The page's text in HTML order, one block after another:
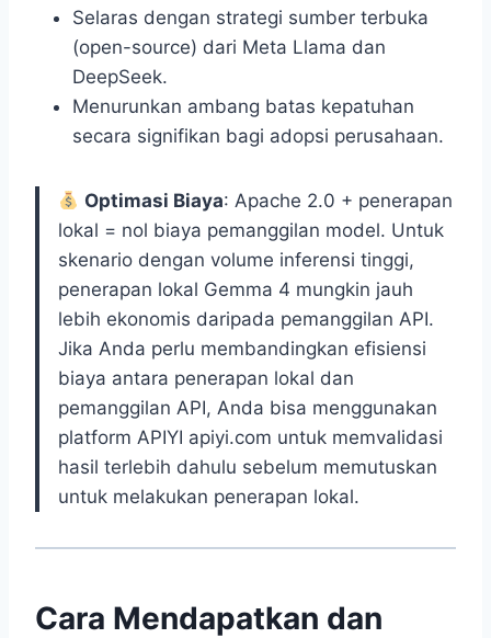
Selaras dengan strategi sumber terbuka
(open-source) dari Meta Llama dan
DeepSeek.
Menurunkan ambang batas kepatuhan
secara signifikan bagi adopsi perusahaan.
Optimasi Biaya: Apache 2.0 + penerapan
lokal = nol biaya pemanggilan model. Untuk
skenario dengan volume inferensi tinggi,
penerapan lokal Gemma 4 mungkin jauh
lebih ekonomis daripada pemanggilan API.
Jika Anda perlu membandingkan efisiensi
biaya antara penerapan lokal dan
pemanggilan API, Anda bisa menggunakan
platform APIYI apiyi.com untuk memvalidasi
hasil terlebih dahulu sebelum memutuskan
untuk melakukan penerapan lokal.
Cara Mendapatkan dan